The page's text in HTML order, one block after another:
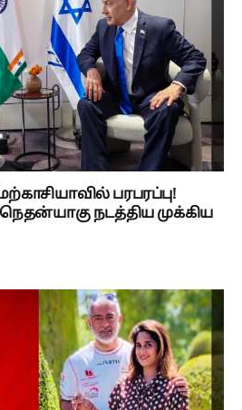
பரபரப்பு!
நடத்திய முக்கிய